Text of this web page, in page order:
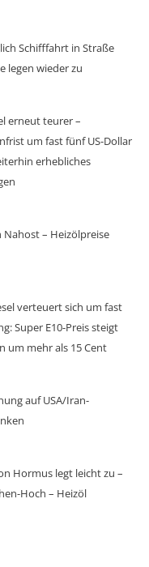
Schifffahrt in Straße
legen wieder zu
erneut teurer –
um fast fünf US-Dollar
erhebliches
– Heizölpreise
verteuert sich um fast
Super E10-Preis steigt
um mehr als 15 Cent
auf USA/Iran-
Hormus legt leicht zu –
Hoch – Heizöl